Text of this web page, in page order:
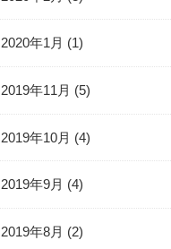
2020年1月 (1)
2019年11月 (5)
2019年10月 (4)
2019年9月 (4)
2019年8月 (2)